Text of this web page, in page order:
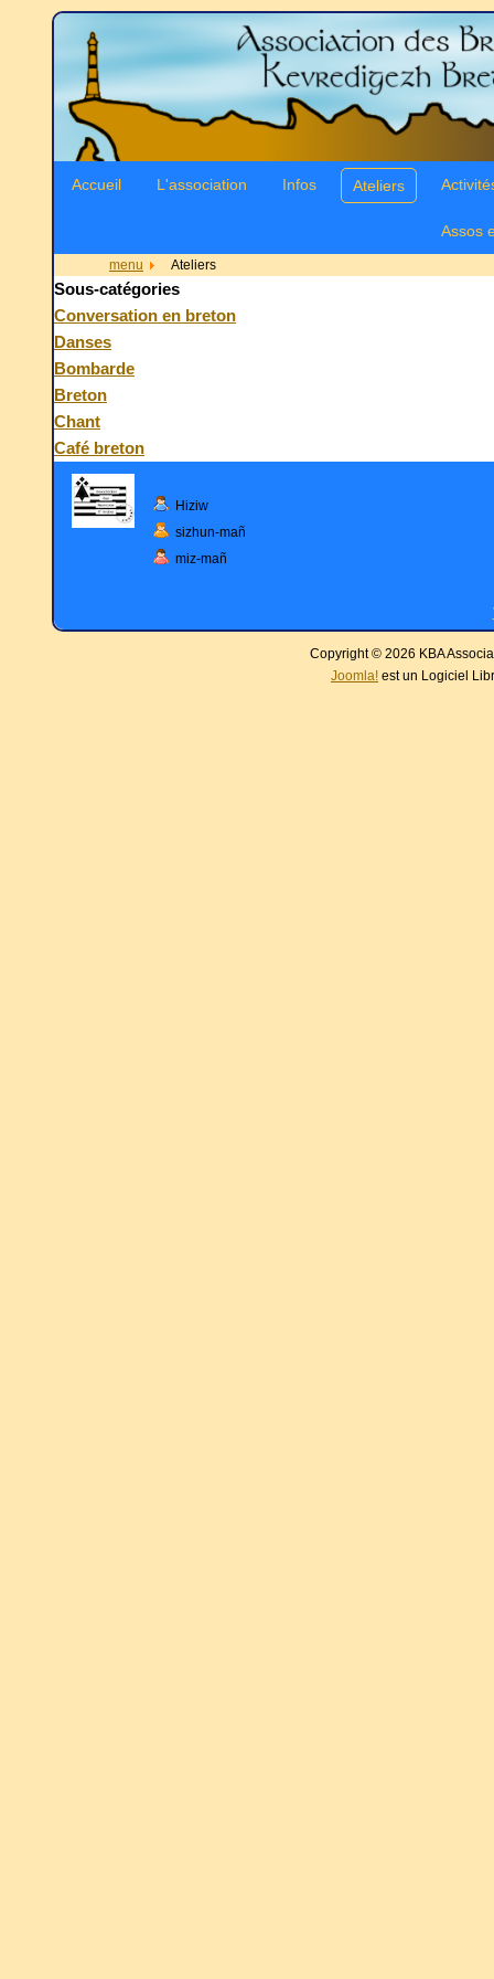
Accueil L'association Infos Ateliers
Assos
menu Ateliers
Sous-catégories
Conversation en breton
Danses
Bombarde
Breton
Chant
Café breton
Hiziw
sizhun-mañ
miz-mañ
Copyright © 2026 KBA
Joomla! est un Logiciel